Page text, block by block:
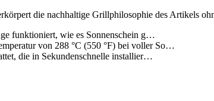
die nachhaltige Grillphilosophie des Artikels
funktioniert, wie es Sonnenschein g…
von 288 °C (550 °F) bei voller So…
die in Sekundenschnelle installier…